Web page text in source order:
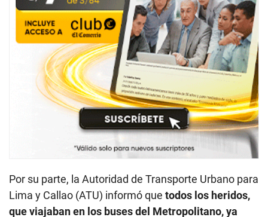
Por su parte, la Autoridad de Transporte Urbano para
Lima y Callao (ATU) informó que todos los heridos,
que viajaban en los buses del Metropolitano, ya